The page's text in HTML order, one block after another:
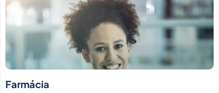
Farmácia